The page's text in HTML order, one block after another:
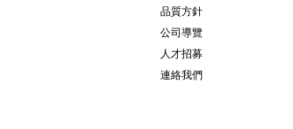
品質方針
公司導覽
人才招募
連絡我們